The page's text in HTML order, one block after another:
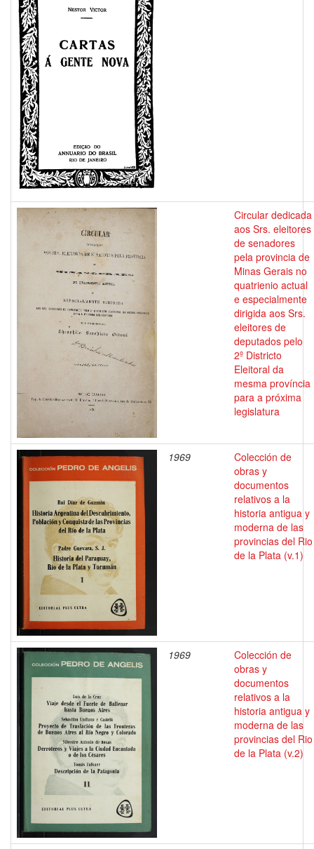
Circular dedicada
aos Srs. eleitores
de senadores
pela provincia de
Minas Gerais no
quatrienio actual
e especialmente
dirigida aos Srs.
eleitores de
deputados pelo
2º Districto
Eleitoral da
mesma província
para a próxima
legislatura
1969
Colección de
obras y
documentos
relativos a la
historia antigua y
moderna de las
provincias del Rio
de la Plata (v.1)
1969
Colección de
obras y
documentos
relativos a la
historia antigua y
moderna de las
provincias del Rio
de la Plata (v.2)